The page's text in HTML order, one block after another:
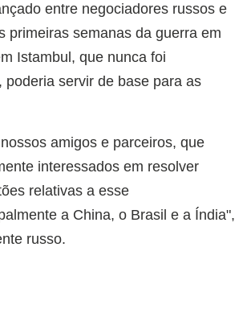
entre negociadores russos e
primeiras semanas da guerra em
Istambul, que nunca foi
poderia servir de base para as
amigos e parceiros, que
interessados em resolver
relativas a esse
a China, o Brasil e a Índia",
russo.